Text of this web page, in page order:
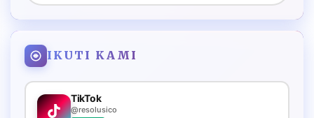
IKUTI KAMI
TikTok
@resolusico